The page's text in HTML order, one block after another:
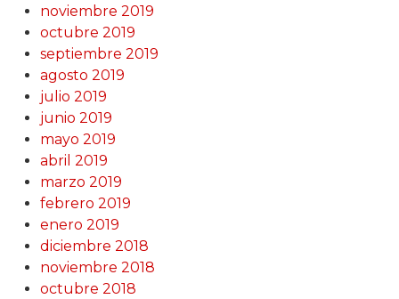
noviembre 2019
octubre 2019
septiembre 2019
agosto 2019
julio 2019
junio 2019
mayo 2019
abril 2019
marzo 2019
febrero 2019
enero 2019
diciembre 2018
noviembre 2018
octubre 2018